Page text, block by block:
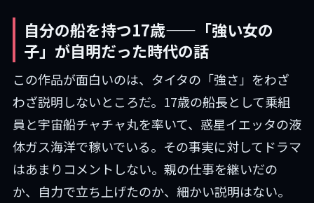
自分の船を持つ17歳——「強い女の
子」が自明だった時代の話
この作品が面白いのは、タイタの「強さ」をわざ
わざ説明しないところだ。17歳の船長として乗組
員と宇宙船チャチャ丸を率いて、惑星イエッタの液
体ガス海洋で稼いでいる。その事実に対してドラマ
はあまりコメントしない。親の仕事を継いだの
か、自力で立ち上げたのか、細かい説明はない。